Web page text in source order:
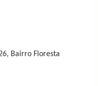
Bairro Floresta